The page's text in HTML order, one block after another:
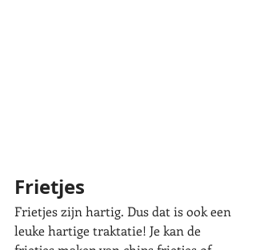
Frietjes
Frietjes zijn hartig. Dus dat is ook een
leuke hartige traktatie! Je kan de